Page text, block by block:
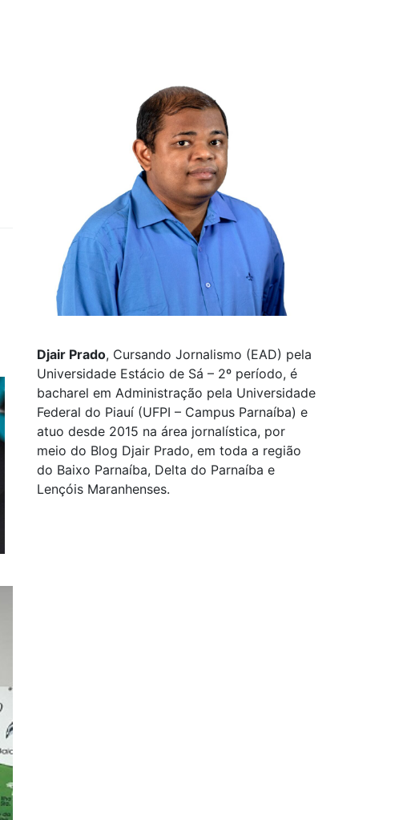
Djair Prado, Cursando Jornalismo (EAD) pela
Universidade Estácio de Sá – 2º período, é
bacharel em Administração pela Universidade
Federal do Piauí (UFPI – Campus Parnaíba) e
atuo desde 2015 na área jornalística, por
meio do Blog Djair Prado, em toda a região
do Baixo Parnaíba, Delta do Parnaíba e
Lençóis Maranhenses.